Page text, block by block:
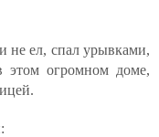
не ел, спал урывками,
этом огромном доме,